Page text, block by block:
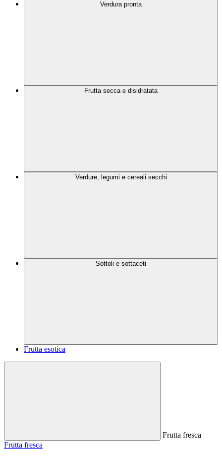
Verdura pronta
Frutta secca e disidratata
Verdure, legumi e cereali secchi
Sottoli e sottaceti
Frutta esotica
Frutta fresca
Frutta fresca